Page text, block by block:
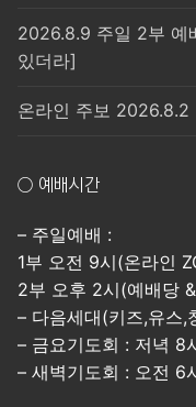
2026.8.9 주일 2부 예
있더라]
온라인 주보 2026.8.2
○ 예배시간
– 주일예배 :
1부 오전 9시(온라인
2부 오후 2시(예배당
– 다음세대(키즈,유스,
– 금요기도회 : 저녁 8
– 새벽기도회 : 오전 6